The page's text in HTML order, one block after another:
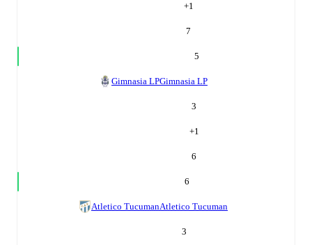
+1
7
5
Gimnasia LPGimnasia LP
3
+1
6
6
Atletico TucumanAtletico Tucuman
3